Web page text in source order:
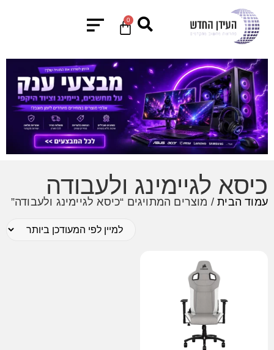
0
כיסא לגיימינג ולעבודה
עמוד הבית/ מוצרים המתויגים “כיסא לגיימינג ולעבודה”